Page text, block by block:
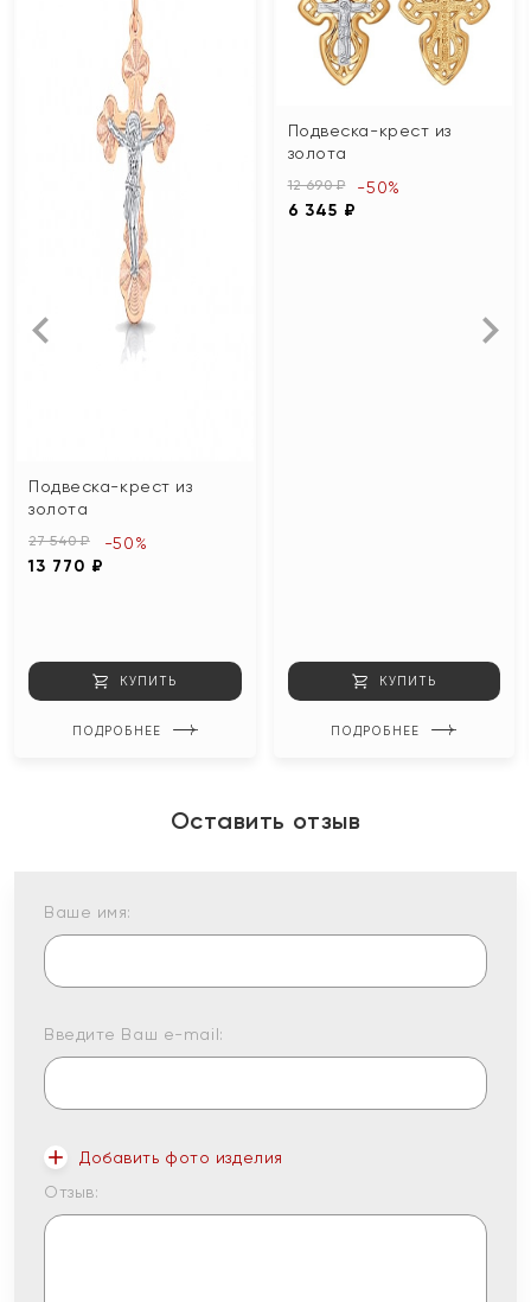
Подвеска-крест из
золота
27 540 ₽
13 770 ₽
-50%
КУПИТЬ
ПОДРОБНЕЕ
Подвеска-крест из
золота
12 690 ₽
6 345 ₽
-50%
КУПИТЬ
ПОДРОБНЕЕ
Оставить отзыв
Ваше имя:
Введите Ваш e-mail:
Добавить фото изделия
Отзыв: